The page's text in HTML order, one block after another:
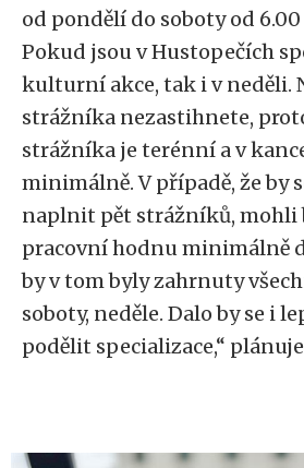
od pondělí do soboty od
Pokud jsou v Hustopečích
kulturní akce, tak i v neděli.
strážníka nezastihnete,
strážníka je terénní a v
minimálně. V případě, že by
naplnit pět strážníků, mohli
pracovní hodnu minimálně
by v tom byly zahrnuty
soboty, neděle. Dalo by se i
podělit specializace,“